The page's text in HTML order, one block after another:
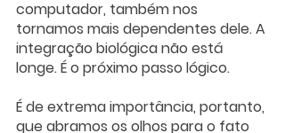
computador, também nos
tornamos mais dependentes dele. A
integração biológica não está
longe. É o próximo passo lógico.
É de extrema importância, portanto,
que abramos os olhos para o fato